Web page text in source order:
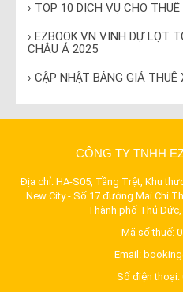
› TOP 10 DỊCH VỤ CHO
› EZBOOK.VN VINH DỰ LỌT
CHÂU Á 2025
› CẬP NHẬT BẢNG GIÁ
CÔNG TY TNHH
Địa chỉ: HA-S05, Tầng Trệt, Khu
New City - Số 17 đường Mai Chí
Thành phố Thủ Đức,
Mã số thuế:
Email:
Số điện thoại: